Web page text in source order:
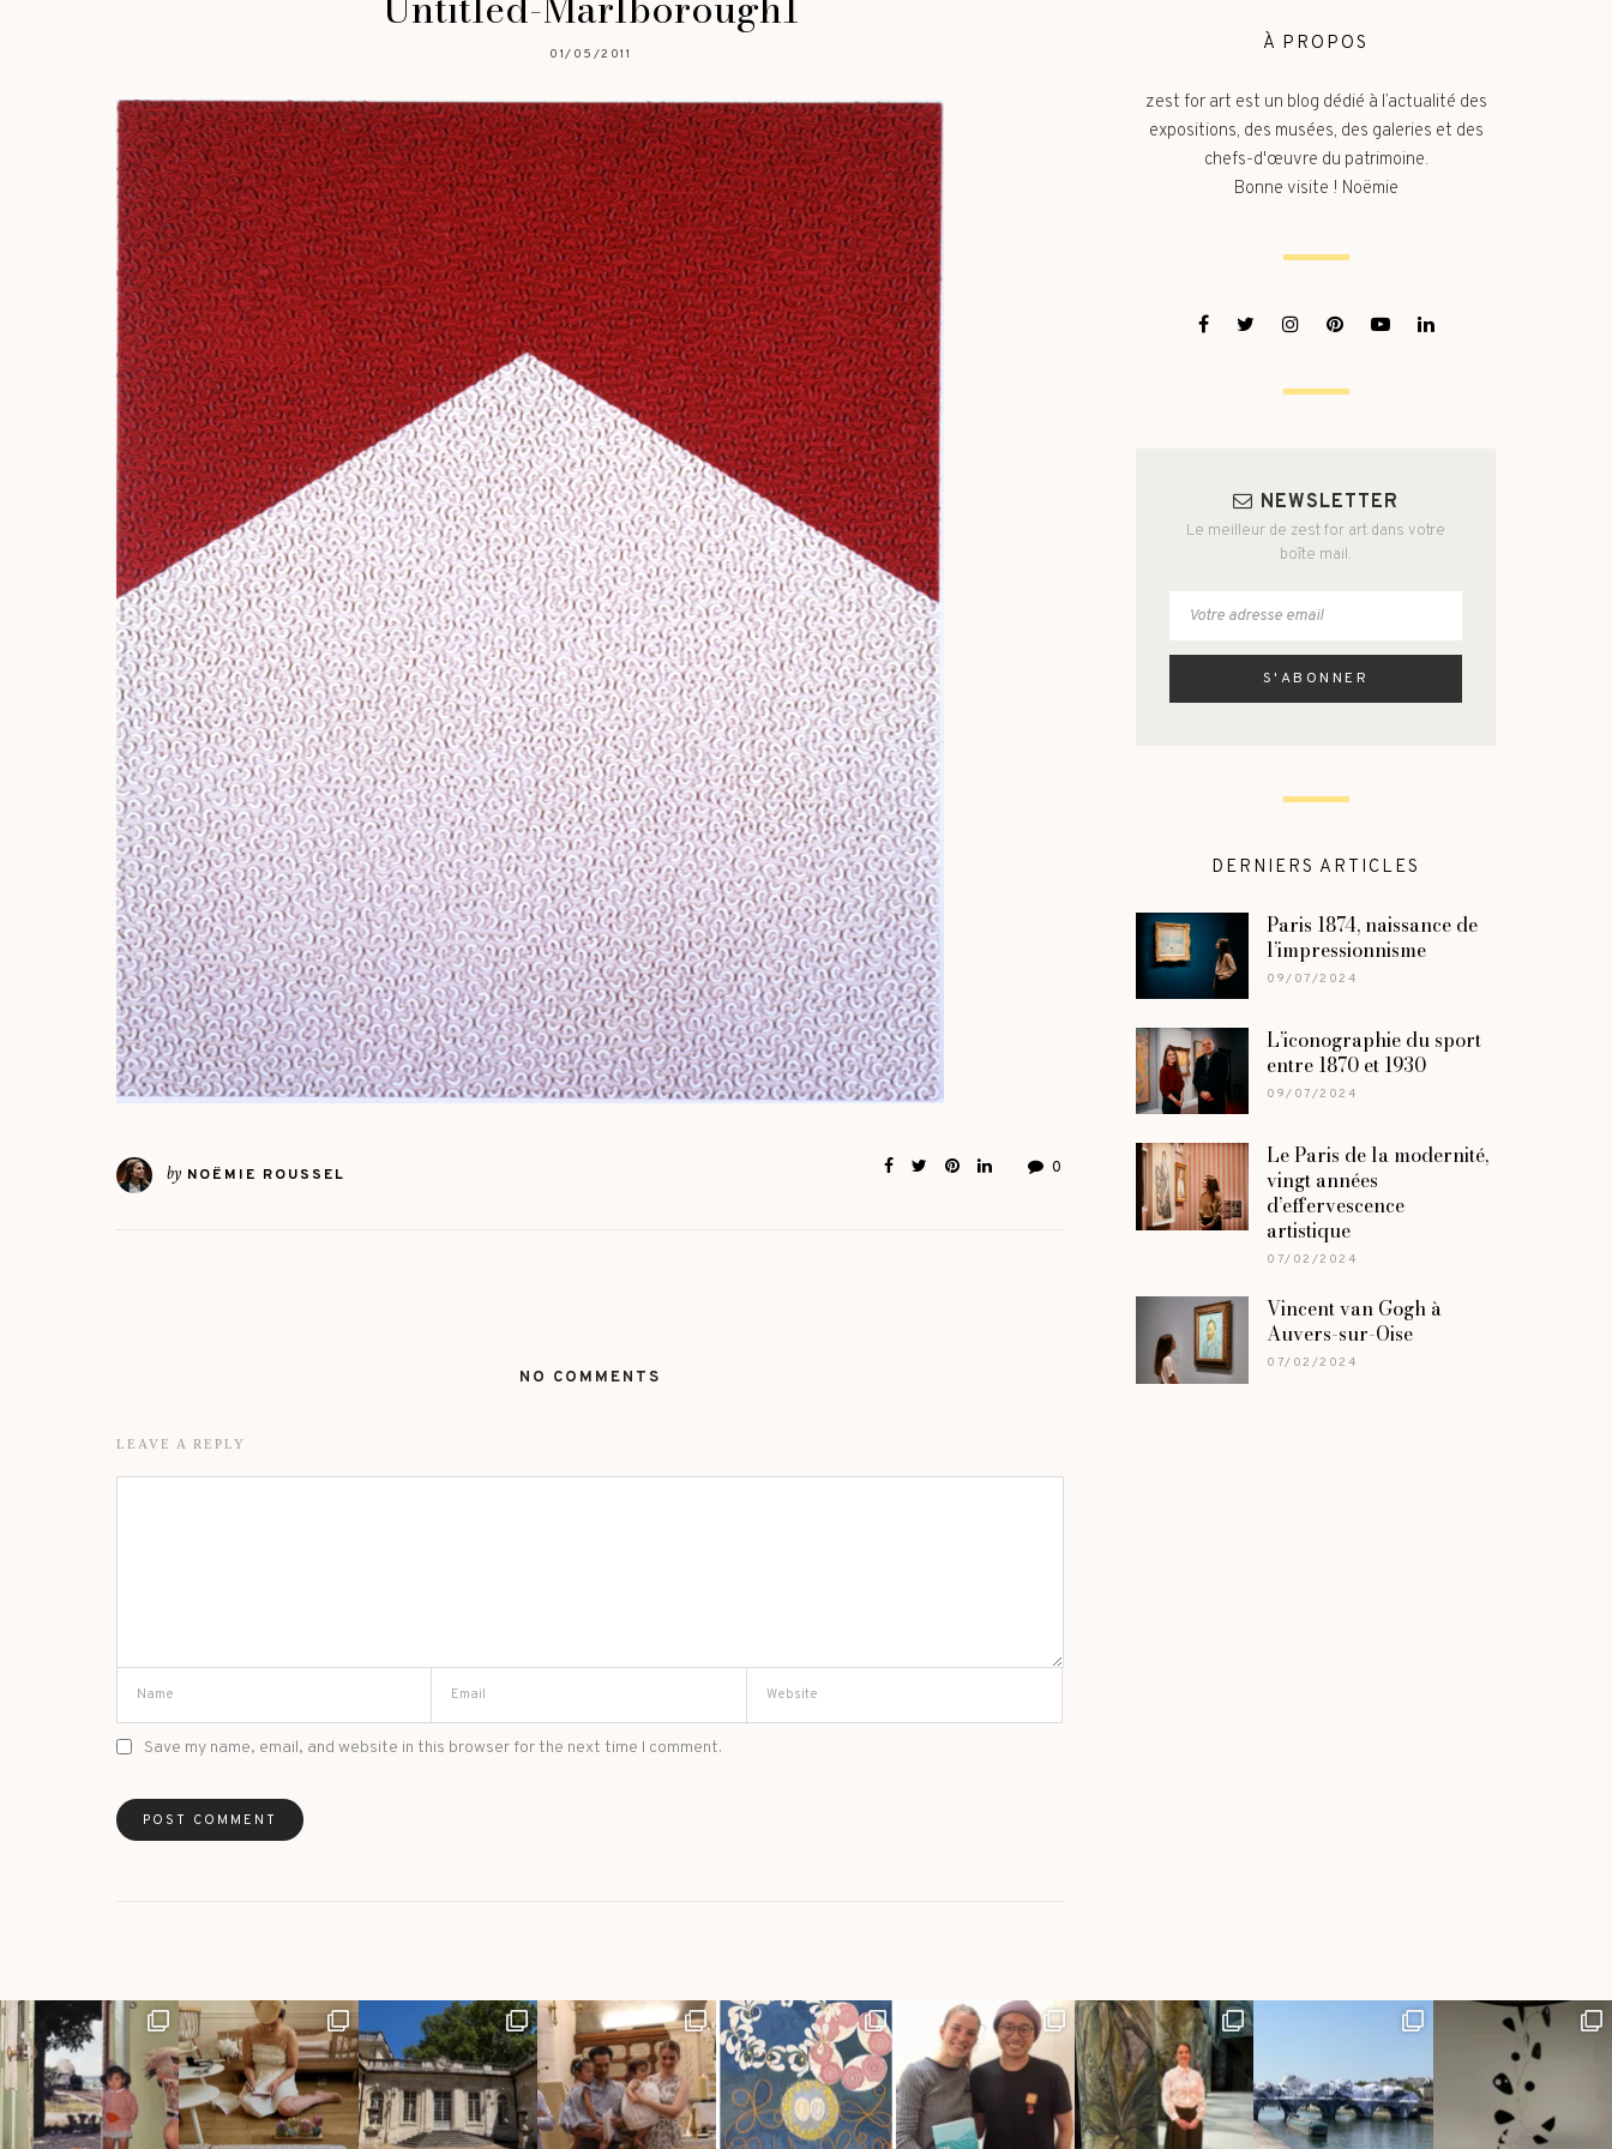
01/05/2011
by NOËMIE ROUSSEL 0
NO COMMENTS
LEAVE A REPLY
Save my name, email, and website in this browser for the next time I comment.
À PROPOS
zest for art est un blog dédié à l’actualité des
expositions, des musées, des galeries et des
chefs-d'œuvre du patrimoine.
Bonne visite ! Noëmie
NEWSLETTER
Le meilleur de zest for art dans votre
boîte mail.
DERNIERS ARTICLES
Paris 1874, naissance de
l’impressionnisme
09/07/2024
L’iconographie du sport
entre 1870 et 1930
09/07/2024
Le Paris de la modernité,
vingt années
d’effervescence
artistique
07/02/2024
Vincent van Gogh à
Auvers-sur-Oise
07/02/2024